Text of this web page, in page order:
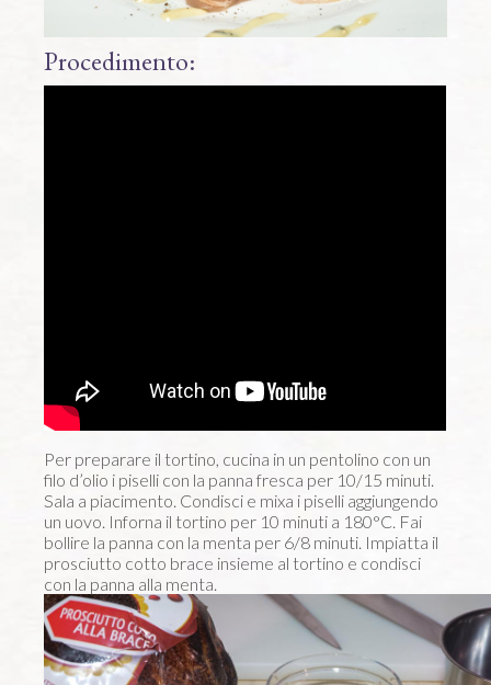
Procedimento:
Per preparare il tortino, cucina in un pentolino con un
filo d’olio i piselli con la panna fresca per 10/15 minuti.
Sala a piacimento. Condisci e mixa i piselli aggiungendo
un uovo. Inforna il tortino per 10 minuti a 180°C. Fai
bollire la panna con la menta per 6/8 minuti. Impiatta il
prosciutto cotto brace insieme al tortino e condisci
con la panna alla menta.